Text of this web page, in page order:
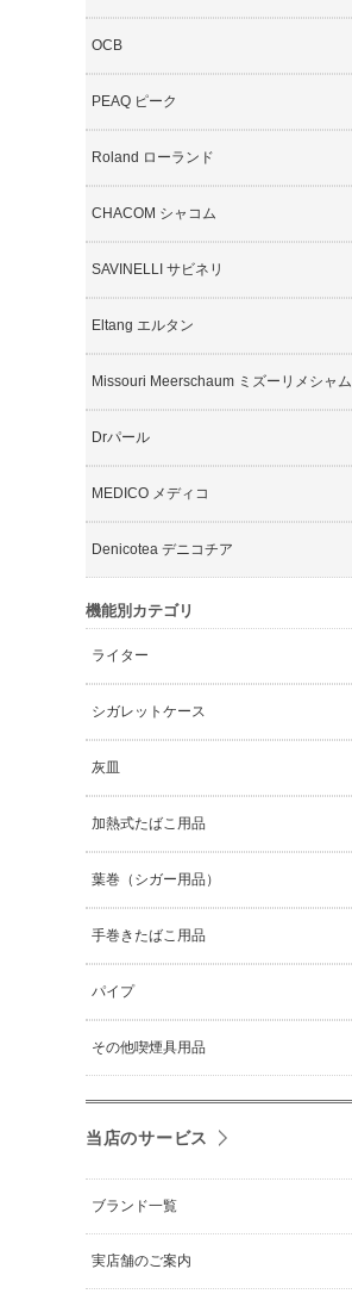
OCB
PEAQ ピーク
Roland ローランド
CHACOM シャコム
SAVINELLI サビネリ
Eltang エルタン
Missouri Meerschaum ミズーリメシャム
Drパール
MEDICO メディコ
Denicotea デニコチア
機能別カテゴリ
ライター
シガレットケース
灰皿
加熱式たばこ用品
葉巻（シガー用品）
手巻きたばこ用品
パイプ
その他喫煙具用品
当店のサービス
ブランド一覧
実店舗のご案内